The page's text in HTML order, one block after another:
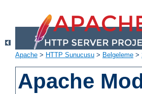
Apache > HTTP Sunucusu > Belgeleme >
Apache